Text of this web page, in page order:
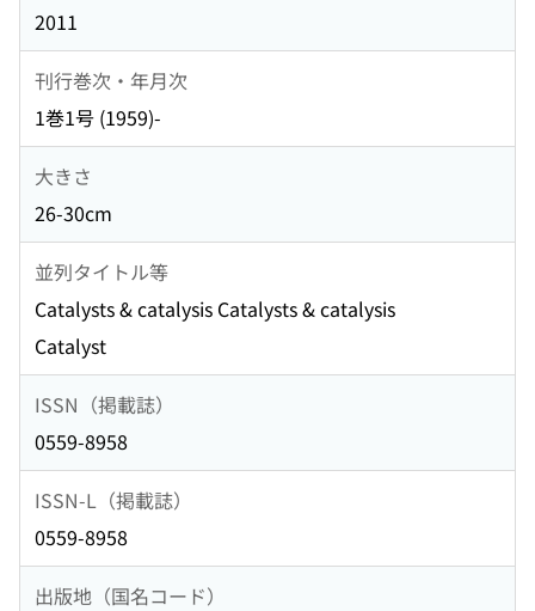
2011
刊行巻次・年月次
1巻1号 (1959)-
大きさ
26-30cm
並列タイトル等
Catalysts & catalysis Catalysts & catalysis
Catalyst
ISSN（掲載誌）
0559-8958
ISSN-L（掲載誌）
0559-8958
出版地（国名コード）